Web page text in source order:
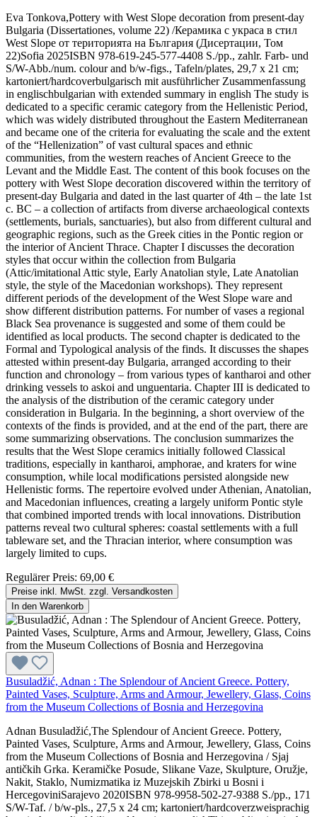
Eva Tonkova,Pottery with West Slope decoration from present-day
Bulgaria (Dissertationes, volume 22) /Керамика с украса в стил
West Slope от територията на България (Дисертации, Том
22)Sofia 2025ISBN 978-619-245-577-4408 S./pp., zahlr. Farb- und
S/W-Abb./num. colour and b/w-figs., Tafeln/plates, 29,7 x 21 cm;
kartoniert/hardcoverbulgarisch mit ausführlicher Zusammenfassung
in englischbulgarian with extended summary in english The study is
dedicated to a specific ceramic category from the Hellenistic Period,
which was widely distributed throughout the Eastern Mediterranean
and became one of the criteria for evaluating the scale and the extent
of the “Hellenization” of vast cultural spaces and ethnic
communities, from the western reaches of Ancient Greece to the
Levant and the Middle East. The content of this book focuses on the
pottery with West Slope decoration discovered within the territory of
present-day Bulgaria and dated in the last quarter of 4th – the late 1st
c. BC – a collection of artifacts from diverse archaeological contexts
(settlements, burials, sanctuaries), but also from different cultural and
geographic regions, such as the Greek cities in the Pontic region or
the interior of Ancient Thrace. Chapter I discusses the decoration
styles that occur within the collection from Bulgaria
(Attic/imitational Attic style, Early Anatolian style, Late Anatolian
style, the style of the Macedonian workshops). They represent
different periods of the development of the West Slope ware and
show different distribution patterns. For number of vases a regional
Black Sea provenance is suggested and some of them could be
identified as local products. The second chapter is dedicated to the
Formal and Typological analysis of the finds. It discusses the shapes
attested within present-day Bulgaria, arranged according to their
function and chronology – from various types of kantharoi and other
drinking vessels to askoi and unguentaria. Chapter ІІІ is dedicated to
the analysis of the distribution of the ceramic category under
consideration in Bulgaria. In the beginning, a short overview of the
contexts of the finds is provided, and at the end of the part, there are
some summarizing observations. The conclusion summarizes the
results that the West Slope ceramics initially followed Classical
traditions, especially in kantharoi, amphorae, and kraters for wine
consumption, while local modifications persisted alongside new
Hellenistic forms. The repertoire evolved under Athenian, Anatolian,
and Macedonian influences, creating a largely uniform Pontic style
that combined imported trends with local innovations. Distribution
patterns reveal two cultural spheres: coastal settlements with a full
tableware set, and the Thracian interior, where consumption was
largely limited to cups.
Regulärer Preis: 69,00 €
Preise inkl. MwSt. zzgl. Versandkosten
In den Warenkorb
Busuladžić, Adnan : The Splendour of Ancient Greece. Pottery,
Painted Vases, Sculpture, Arms and Armour, Jewellery, Glass, Coins
from the Museum Collections of Bosnia and Herzegovina
Adnan Busuladžić,The Splendour of Ancient Greece. Pottery,
Painted Vases, Sculpture, Arms and Armour, Jewellery, Glass, Coins
from the Museum Collections of Bosnia and Herzegovina / Sjaj
antičkih Grka. Keramičke Posude, Slikane Vaze, Skulpture, Oružje,
Nakit, Staklo, Numizmatika iz Muzejskih Zbirki u Bosni i
HercegoviniSarajevo 2020ISBN 978-9958-502-27-9388 S./pp., 171
S/W-Taf. / b/w-pls., 27,5 x 24 cm; kartoniert/hardcoverzweisprachig